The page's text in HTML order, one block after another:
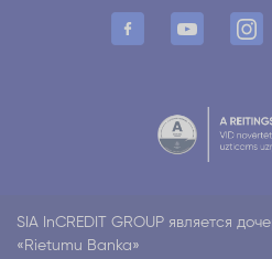
SIA InCREDIT GROUP является
«Rietumu Banka»